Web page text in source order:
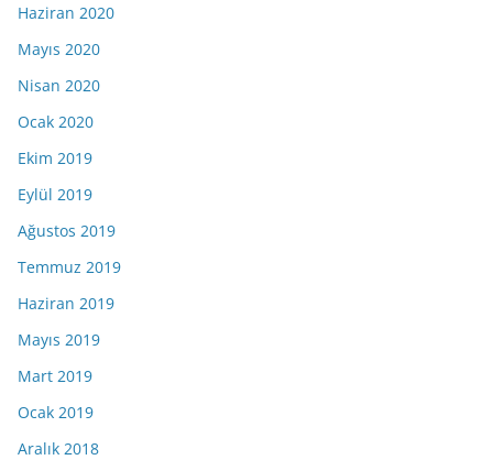
Haziran 2020
Mayıs 2020
Nisan 2020
Ocak 2020
Ekim 2019
Eylül 2019
Ağustos 2019
Temmuz 2019
Haziran 2019
Mayıs 2019
Mart 2019
Ocak 2019
Aralık 2018